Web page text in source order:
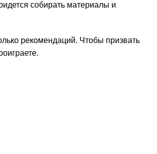
собирать материалы и
рекомендаций. Чтобы призвать